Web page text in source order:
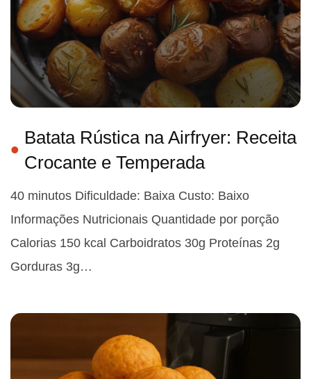
Batata Rústica na Airfryer: Receita
Crocante e Temperada
40 minutos Dificuldade: Baixa Custo: Baixo
Informações Nutricionais Quantidade por porção
Calorias 150 kcal Carboidratos 30g Proteínas 2g
Gorduras 3g…